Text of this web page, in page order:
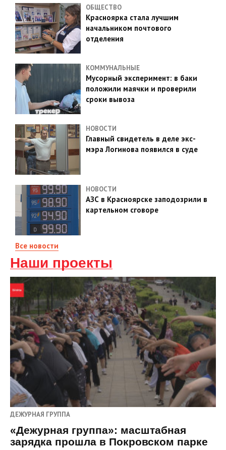
ОБЩЕСТВО
Красноярка стала лучшим
начальником почтового
отделения
КОММУНАЛЬНЫЕ
Мусорный эксперимент: в баки
положили маячки и проверили
сроки вывоза
НОВОСТИ
Главный свидетель в деле экс-
мэра Логинова появился в суде
НОВОСТИ
АЗС в Красноярске заподозрили в
картельном сговоре
Все новости
Наши проекты
ДЕЖУРНАЯ ГРУППА
«Дежурная группа»: масштабная
зарядка прошла в Покровском парке